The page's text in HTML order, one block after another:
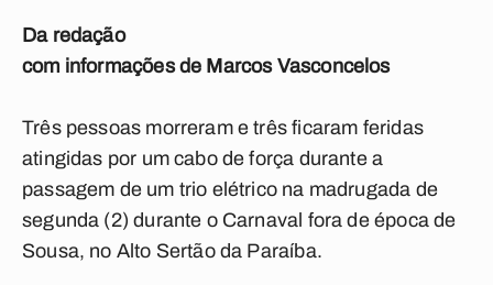
Da redação
com informações de Marcos Vasconcelos
Três pessoas morreram e três ficaram feridas
atingidas por um cabo de força durante a
passagem de um trio elétrico na madrugada de
segunda (2) durante o Carnaval fora de época de
Sousa, no Alto Sertão da Paraíba.